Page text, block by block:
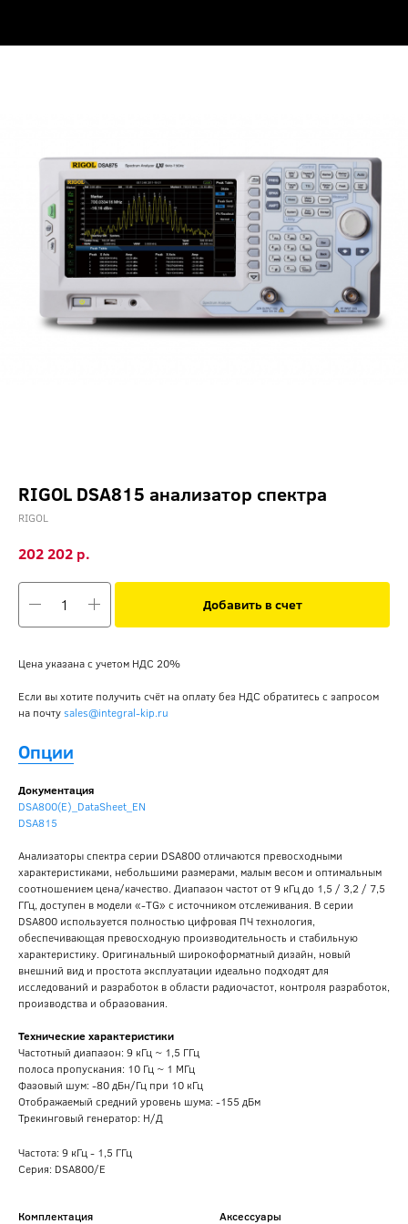
RIGOL DSA815 анализатор спектра
RIGOL
202 202 р.
Добавить в счет
Цена указана с учетом НДС 20%
Если вы хотите получить счёт на оплату без НДС обратитесь с запросом
на почтуsales@integral-kip.ru
Опции
Документация
DSA800(E)_DataSheet_EN
DSA815
Анализаторы спектра серии DSA800 отличаются превосходными
характеристиками, небольшими размерами, малым весом и оптимальным
соотношением цена/качество. Диапазон частот от 9 кГц до 1,5 / 3,2 / 7,5
ГГц, доступен в модели «-TG» с источником отслеживания. В серии
DSA800 используется полностью цифровая ПЧ технология,
обеспечивающая превосходную производительность и стабильную
характеристику. Оригинальный широкоформатный дизайн, новый
внешний вид и простота эксплуатации идеально подходят для
исследований и разработок в области радиочастот, контроля разработок,
производства и образования.
Технические характеристики
Частотный диапазон: 9 кГц ~ 1,5 ГГц
полоса пропускания: 10 Гц ~ 1 МГц
Фазовый шум: -80 дБн/Гц при 10 кГц
Отображаемый средний уровень шума: -155 дБм
Трекинговый генератор: Н/Д
Частота: 9 кГц - 1,5 ГГц
Серия: DSA800/E
Комплектация Аксессуары